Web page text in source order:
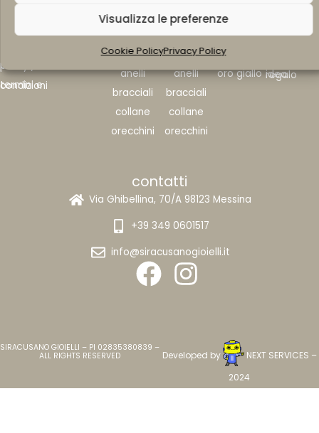
Visualizza le preferenze
Cookie PolicyPrivacy Policy
home
privacy policy
termini e condizioni
brand
siracusano gioielli
siracus
ano
gioielli
anelli
bracciali
collane
orecchini
settant
asette
gioielli
anelli
bracciali
collane
orecchini
metalli
argento
oro bianco
oro giallo
za
idea regalo
contatti
Via Ghibellina, 70/A 98123 Messina
+39 349 0601517
info@siracusanogioielli.it
SIRACUSANO GIOIELLI – PI 02835380839 –
ALL RIGHTS RESERVED
Developed by NEXT SERVICES –
2024